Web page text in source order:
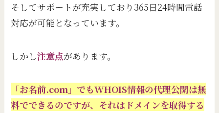
そしてサポートが充実しており365日24時間電話
対応が可能となっています。
しかし注意点があります。
「お名前.com」でもWHOIS情報の代理公開は無
料でできるのですが、それはドメインを取得する